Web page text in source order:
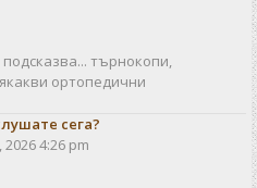
търнокопи,
ортопедични
сега?
2026 4:26 pm